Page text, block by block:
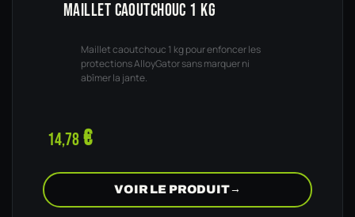
MAILLET CAOUTCHOUC 1 KG
Maillet caoutchouc 1 kg pour enfoncer les
protections AlloyGator sans marquer ni
abîmer la jante.
14,78€
VOIR LE PRODUIT→